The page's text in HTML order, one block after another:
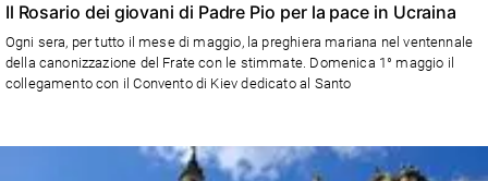
Il Rosario dei giovani di Padre Pio per la pace in Ucraina
Ogni sera, per tutto il mese di maggio, la preghiera mariana nel ventennale
della canonizzazione del Frate con le stimmate. Domenica 1° maggio il
collegamento con il Convento di Kiev dedicato al Santo